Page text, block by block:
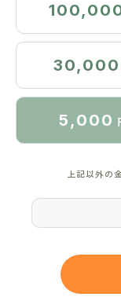
30,000
5,000
上記以外の